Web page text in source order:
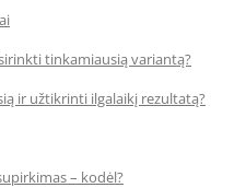
tinkamiausią variantą?
ir užtikrinti ilgalaikį rezultatą?
– kodėl?